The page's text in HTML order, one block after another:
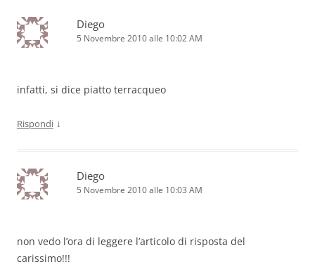
Diego
5 Novembre 2010 alle 10:02 AM
infatti, si dice piatto terracqueo
Rispondi ↓
Diego
5 Novembre 2010 alle 10:03 AM
non vedo l’ora di leggere l’articolo di risposta del
carissimo!!!